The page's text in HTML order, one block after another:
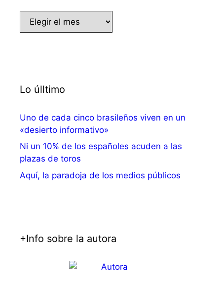
Archivo
Lo úlltimo
Uno de cada cinco brasileños viven en un
«desierto informativo»
Ni un 10% de los españoles acuden a las
plazas de toros
Aquí, la paradoja de los medios públicos
+Info sobre la autora